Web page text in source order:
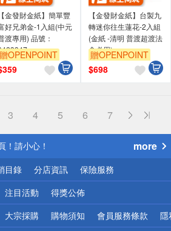
【金發財金紙】簡單豐
好兄弟金-1入組(中元
渡專用) 品號：
贈OPENPOINT
359
【金發財金紙】台製九
轉迷你往生蓮花-2入組
(金紙 -清明 普渡超渡法
會必用)
贈OPENPOINT
$698
3 4 5 6 7
送
配送
！請小心！
more
目錄 分店資訊 保險服務
注目活動 得獎公佈
大宗採購 購物須知 會員服務條款 隱